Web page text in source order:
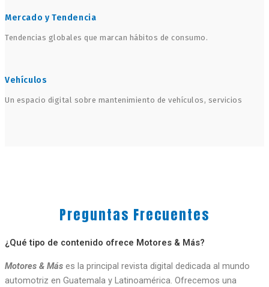
Mercado y Tendencia
Tendencias globales que marcan hábitos de consumo.
Vehículos
Un espacio digital sobre mantenimiento de vehículos, servicios
Preguntas Frecuentes
¿Qué tipo de contenido ofrece Motores & Más?
Motores & Más es la principal revista digital dedicada al mundo
automotriz en Guatemala y Latinoamérica. Ofrecemos una